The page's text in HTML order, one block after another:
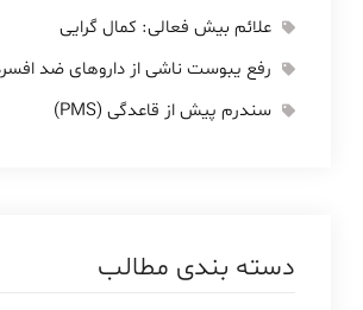
علائم بیش فعالی: کمال گرایی
رفع یبوست ناشی از داروهای ضد
سندرم پیش از قاعدگی (PMS)
دسته بندی مطالب